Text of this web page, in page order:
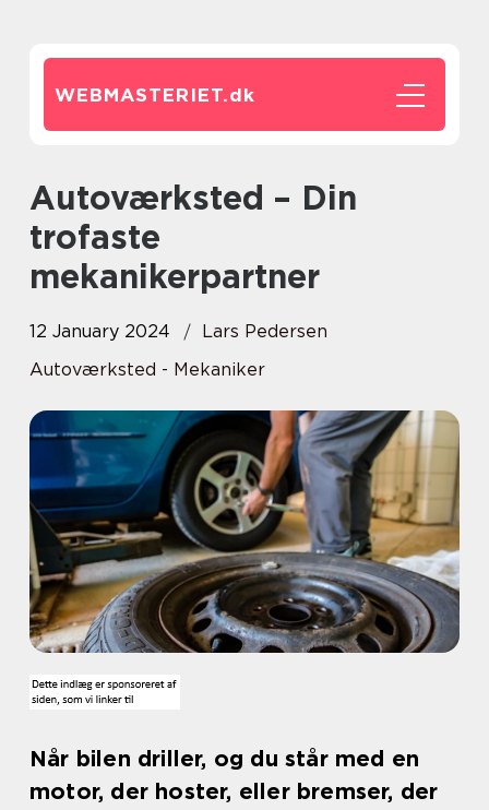
WEBMASTERIET.dk
Autoværksted – Din
trofaste
mekanikerpartner
12 January 2024
Lars Pedersen
Autoværksted - Mekaniker
Når bilen driller, og du står med en
motor, der hoster, eller bremser, der